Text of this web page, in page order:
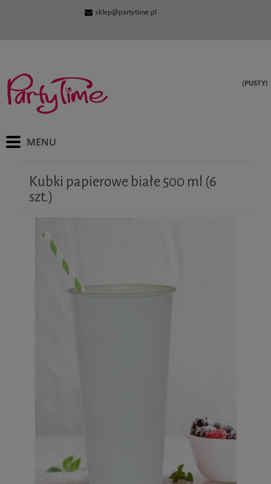
sklep@partytime.pl
(PUSTY)
Kubki papierowe białe 500 ml (6
szt.)